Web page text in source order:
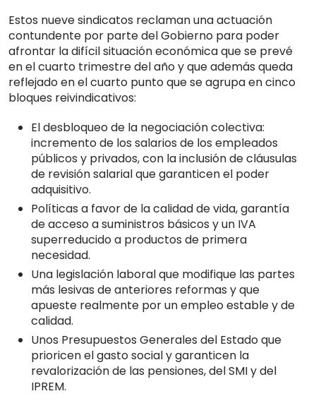
Estos nueve sindicatos reclaman una actuación
contundente por parte del Gobierno para poder
afrontar la difícil situación económica que se prevé
en el cuarto trimestre del año y que además queda
reflejado en el cuarto punto que se agrupa en cinco
bloques reivindicativos:
El desbloqueo de la negociación colectiva:
incremento de los salarios de los empleados
públicos y privados, con la inclusión de cláusulas
de revisión salarial que garanticen el poder
adquisitivo.
Políticas a favor de la calidad de vida, garantía
de acceso a suministros básicos y un IVA
superreducido a productos de primera
necesidad.
Una legislación laboral que modifique las partes
más lesivas de anteriores reformas y que
apueste realmente por un empleo estable y de
calidad.
Unos Presupuestos Generales del Estado que
prioricen el gasto social y garanticen la
revalorización de las pensiones, del SMI y del
IPREM.